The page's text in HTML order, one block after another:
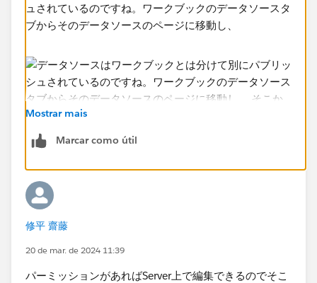
ュされているのですね。ワークブックのデータソースタ
ブからそのデータソースのページに移動し、
そこからデータソースをダウンロードします。ダウンロ
ードしたファイルをTableau Desktopで開けば、そこに
含まれるカスタムSQLの内容を知ることができます。
Mostrar mais
Marcar como útil
修平 齋藤
20 de mar. de 2024 11:39
パーミッションがあればServer上で編集できるのでそこ